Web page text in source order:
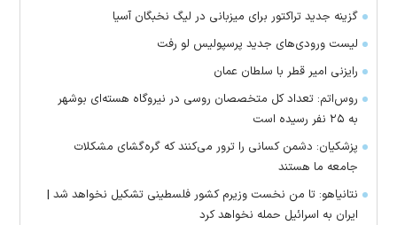
گزینه جدید تراکتور برای میزبانی در لیگ نخبگان آسیا
لیست ورودی‌های جدید پرسپولیس لو رفت
رایزنی امیر قطر با سلطان عمان
روس‌اتم: تعداد کل متخصصان روسی در نیروگاه هسته‌ای بوشهر
به ۲۵ نفر رسیده است
پزشکیان: دشمن کسانی را ترور می‌کنند که گره‌گشای مشکلات
جامعه ما هستند
نتانیاهو: تا من نخست وزیرم کشور فلسطینی تشکیل نخواهد شد |
ایران به اسرائیل حمله نخواهد کرد